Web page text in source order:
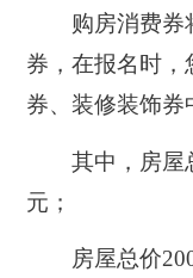
购房消费券将
券，在报名时，
券、装修装饰券
其中，房屋总
元；
房屋总价200-